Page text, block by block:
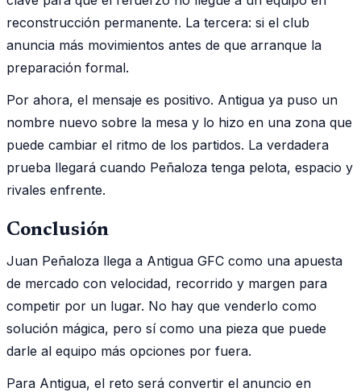
reconstrucción permanente. La tercera: si el club
anuncia más movimientos antes de que arranque la
preparación formal.
Por ahora, el mensaje es positivo. Antigua ya puso un
nombre nuevo sobre la mesa y lo hizo en una zona que
puede cambiar el ritmo de los partidos. La verdadera
prueba llegará cuando Peñaloza tenga pelota, espacio y
rivales enfrente.
Conclusión
Juan Peñaloza llega a Antigua GFC como una apuesta
de mercado con velocidad, recorrido y margen para
competir por un lugar. No hay que venderlo como
solución mágica, pero sí como una pieza que puede
darle al equipo más opciones por fuera.
Para Antigua, el reto será convertir el anuncio en